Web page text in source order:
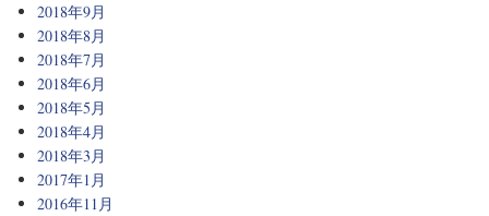
2018年9月
2018年8月
2018年7月
2018年6月
2018年5月
2018年4月
2018年3月
2017年1月
2016年11月